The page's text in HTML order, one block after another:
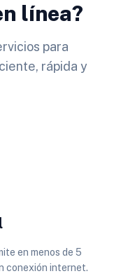
línea?
para
rápida y
en menos de 5
conexión internet.